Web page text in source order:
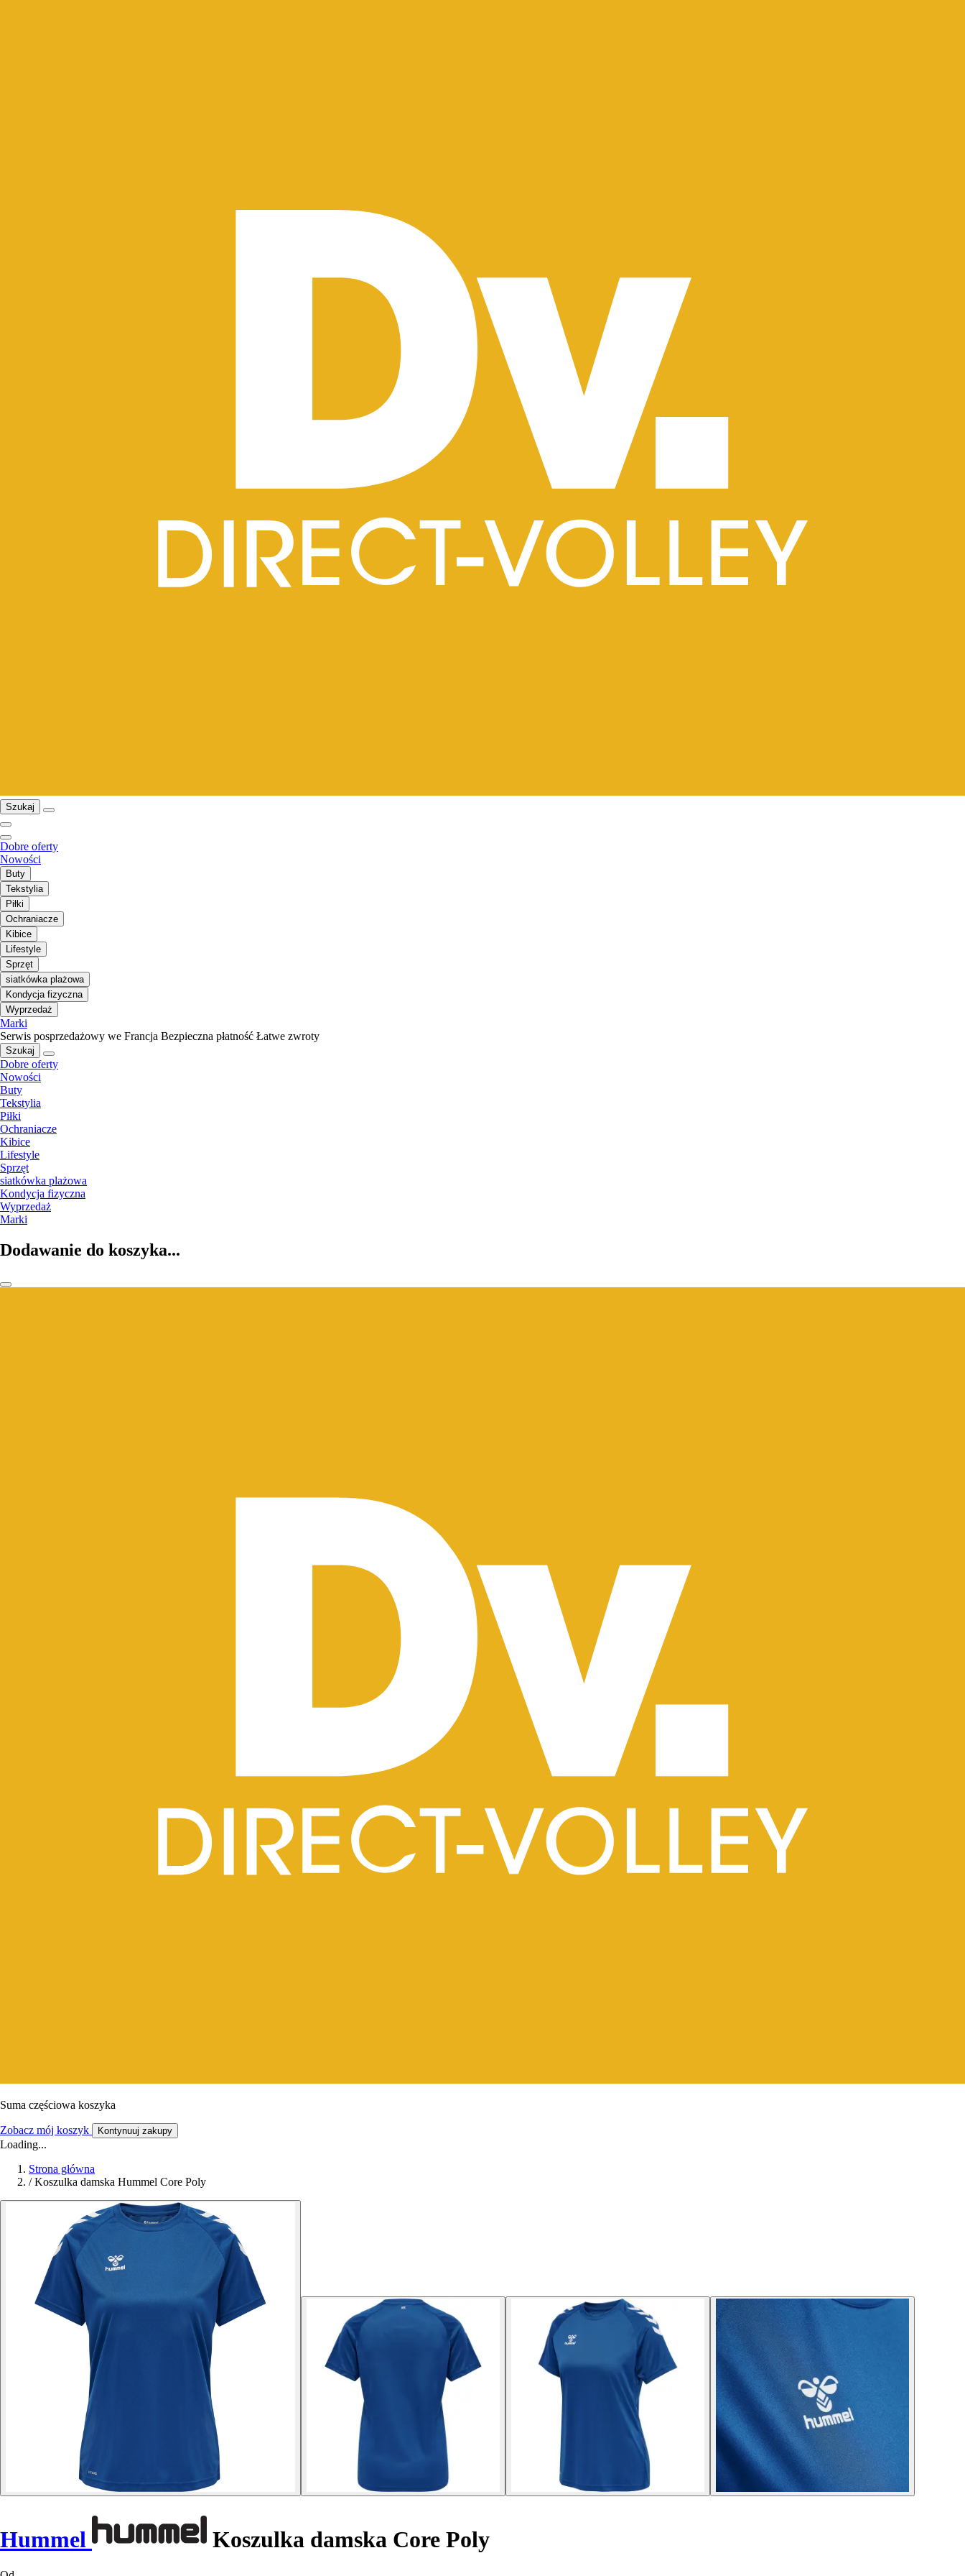
Szukaj
Dobre oferty
Nowości
Buty
Tekstylia
Piłki
Ochraniacze
Kibice
Lifestyle
Sprzęt
siatkówka plażowa
Kondycja fizyczna
Wyprzedaż
Marki
Serwis posprzedażowy we Francja Bezpieczna płatność Łatwe zwroty
Szukaj
Dobre oferty
Nowości
Buty
Tekstylia
Piłki
Ochraniacze
Kibice
Lifestyle
Sprzęt
siatkówka plażowa
Kondycja fizyczna
Wyprzedaż
Marki
Dodawanie do koszyka...
Suma częściowa koszyka
Zobacz mój koszyk Kontynuuj zakupy
Loading...
Strona główna
/ Koszulka damska Hummel Core Poly
Hummel Koszulka damska Core Poly